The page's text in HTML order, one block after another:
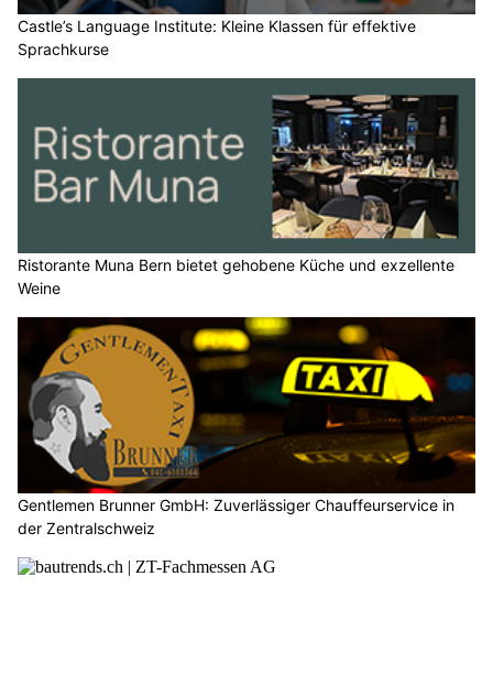
Castle’s Language Institute: Kleine Klassen für effektive
Sprachkurse
Ristorante Muna Bern bietet gehobene Küche und exzellente
Weine
Gentlemen Brunner GmbH: Zuverlässiger Chauffeurservice in
der Zentralschweiz